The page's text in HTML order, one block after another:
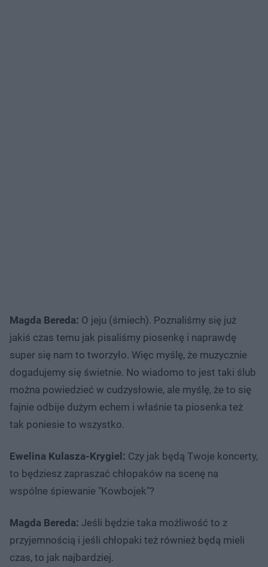
Magda Bereda: O jeju (śmiech). Poznaliśmy się już
jakiś czas temu jak pisaliśmy piosenkę i naprawdę
super się nam to tworzyło. Więc myślę, że muzycznie
dogadujemy się świetnie. No wiadomo to jest taki ślub
można powiedzieć w cudzysłowie, ale myślę, że to się
fajnie odbije dużym echem i właśnie ta piosenka też
tak poniesie to wszystko.
Ewelina Kulasza-Krygiel: Czy jak będą Twoje koncerty,
to będziesz zapraszać chłopaków na scenę na
wspólne śpiewanie "Kowbojek"?
Magda Bereda: Jeśli będzie taka możliwość to z
przyjemnością i jeśli chłopaki też również będą mieli
czas, to jak najbardziej.